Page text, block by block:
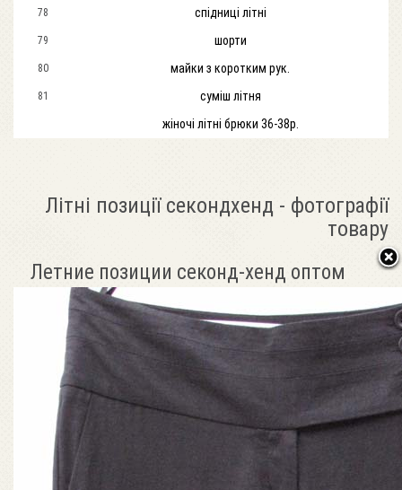
78 спідниці літні
79 шорти
80 майки з коротким рук.
81
суміш літня
жіночі літні брюки 36-38р.
Літні позиції секондхенд - фотографії
товару
Летние позиции секонд-хенд оптом